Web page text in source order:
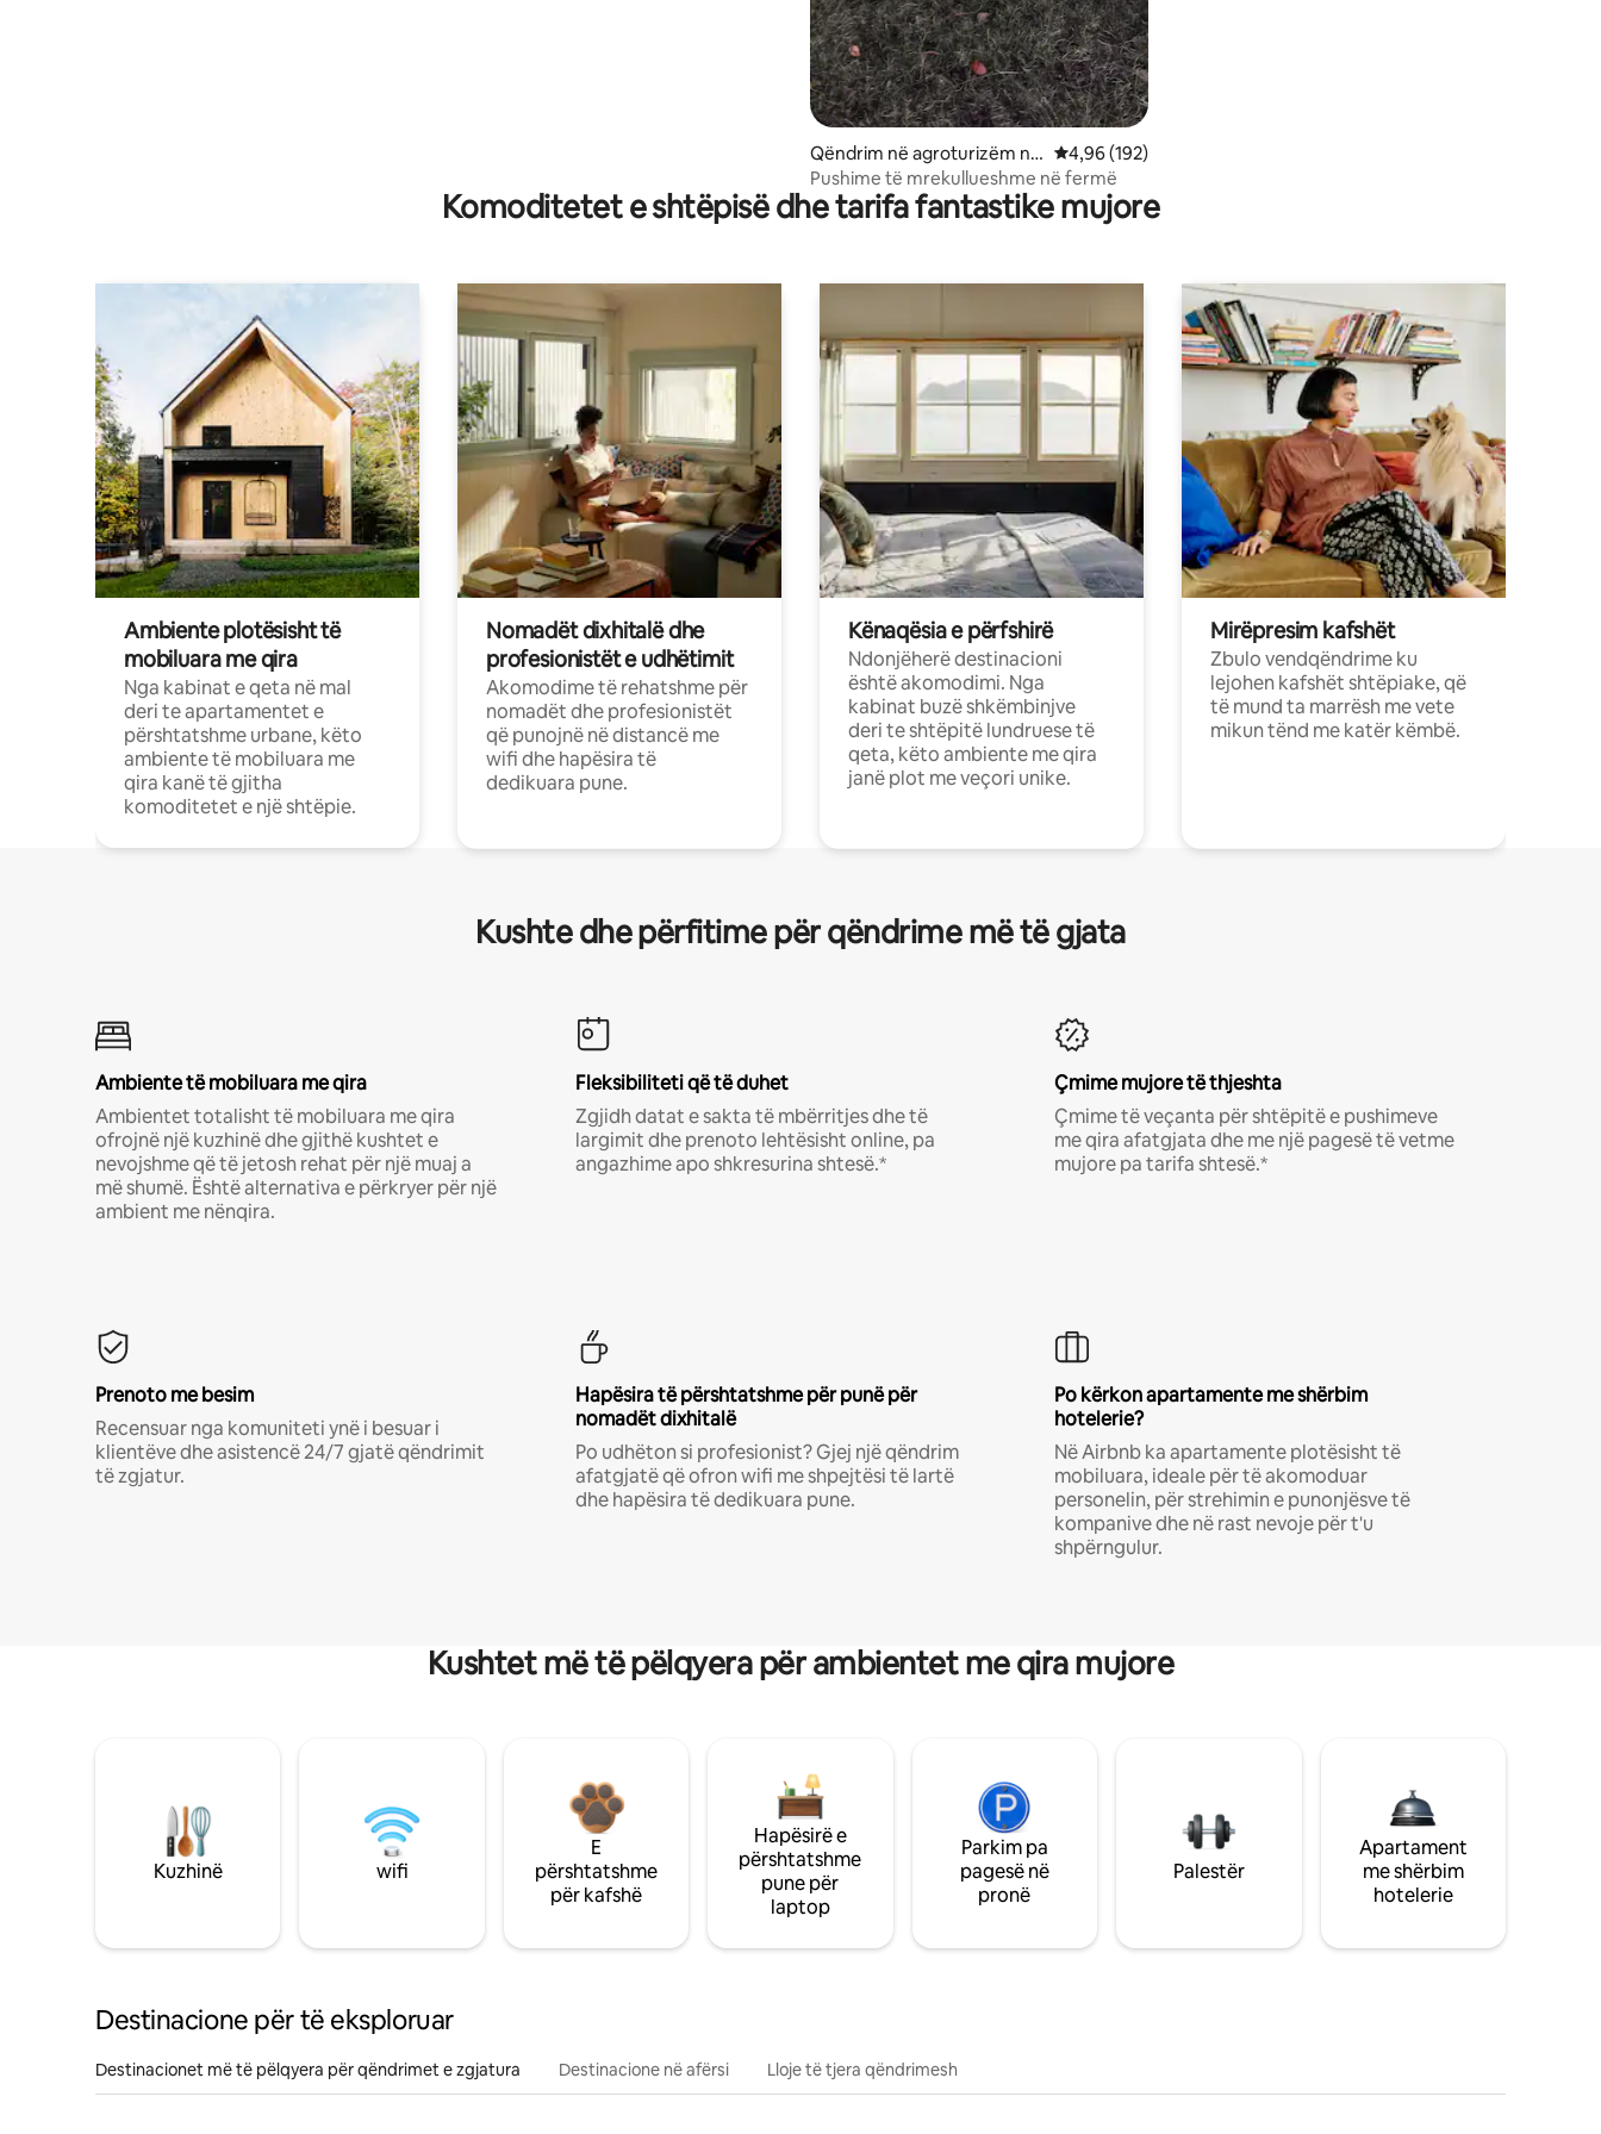
Qëndrim në agroturizëm në
Brayton
Vlerësimi mesatar 4,96 nga 5, 192 vlerësime
4,96 (192)
Pushime të mrekullueshme në fermë
Komoditetet e shtëpisë dhe tarifa fantastike mujore
Ambiente plotësisht të
mobiluara me qira
Nga kabinat e qeta në mal
deri te apartamentet e
përshtatshme urbane, këto
ambiente të mobiluara me
qira kanë të gjitha
komoditetet e një shtëpie.
Nomadët dixhitalë dhe
profesionistët e udhëtimit
Akomodime të rehatshme për
nomadët dhe profesionistët
që punojnë në distancë me
wifi dhe hapësira të
dedikuara pune.
Kënaqësia e përfshirë
Ndonjëherë destinacioni
është akomodimi. Nga
kabinat buzë shkëmbinjve
deri te shtëpitë lundruese të
qeta, këto ambiente me qira
janë plot me veçori unike.
Mirëpresim kafshët
Zbulo vendqëndrime ku
lejohen kafshët shtëpiake, që
të mund ta marrësh me vete
mikun tënd me katër këmbë.
Kushte dhe përfitime për qëndrime më të gjata
Ambiente të mobiluara me qira
Ambientet totalisht të mobiluara me qira
ofrojnë një kuzhinë dhe gjithë kushtet e
nevojshme që të jetosh rehat për një muaj a
më shumë. Është alternativa e përkryer për një
ambient me nënqira.
Fleksibiliteti që të duhet
Zgjidh datat e sakta të mbërritjes dhe të
largimit dhe prenoto lehtësisht online, pa
angazhime apo shkresurina shtesë.*
Çmime mujore të thjeshta
Çmime të veçanta për shtëpitë e pushimeve
me qira afatgjata dhe me një pagesë të vetme
mujore pa tarifa shtesë.*
Prenoto me besim
Recensuar nga komuniteti ynë i besuar i
klientëve dhe asistencë 24/7 gjatë qëndrimit
të zgjatur.
Hapësira të përshtatshme për punë për
nomadët dixhitalë
Po udhëton si profesionist? Gjej një qëndrim
afatgjatë që ofron wifi me shpejtësi të lartë
dhe hapësira të dedikuara pune.
Po kërkon apartamente me shërbim
hotelerie?
Në Airbnb ka apartamente plotësisht të
mobiluara, ideale për të akomoduar
personelin, për strehimin e punonjësve të
kompanive dhe në rast nevoje për t'u
shpërngulur.
Kushtet më të pëlqyera për ambientet me qira mujore
Kuzhinë wifi
E
përshtatshme
për kafshë
Hapësirë e
përshtatshme
pune për
laptop
Parkim pa
pagesë në
pronë
Palestër
Apartament
me shërbim
hotelerie
Destinacione për të eksploruar
Destinacionet më të pëlqyera për qëndrimet e zgjatura Destinacione në afërsi Lloje të tjera qëndrimesh